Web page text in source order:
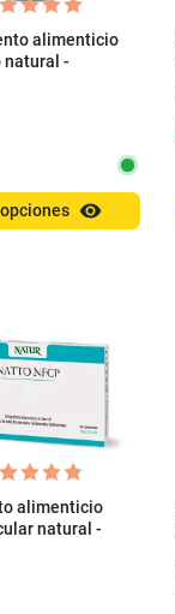
alimenticio
-
EasyLiquid 15 ml
visibility
alimenticio
natural -
NFCP